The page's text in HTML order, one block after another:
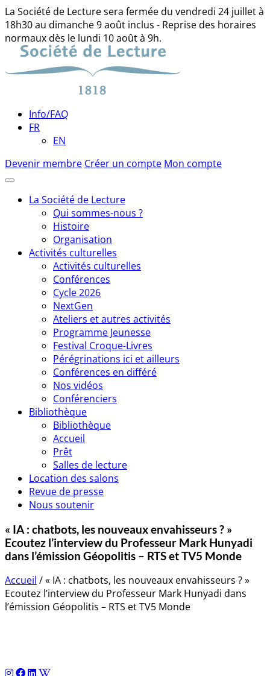
La Société de Lecture sera fermée du vendredi 24 juillet à
18h30 au dimanche 9 août inclus - Reprise des horaires
normaux dès le lundi 10 août à 9h.
Skip
content
Info/FAQ
FR
EN
Devenir membre Créer un compte Mon compte
La Société de Lecture
Qui sommes-nous ?
Histoire
Organisation
Activités culturelles
Activités culturelles
Conférences
Cycle 2026
NextGen
Ateliers et autres activités
Programme Jeunesse
Festival Croque-Livres
Pérégrinations ici et ailleurs
Conférences en différé
Nos vidéos
Conférenciers
Bibliothèque
Bibliothèque
Accueil
Prêt
Salles de lecture
Location des salons
Revue de presse
Nous soutenir
« IA : chatbots, les nouveaux envahisseurs ? »
Ecoutez l’interview du Professeur Mark Hunyadi
dans l’émission Géopolitis – RTS et TV5 Monde
Accueil /« IA : chatbots, les nouveaux envahisseurs ? »
Ecoutez l’interview du Professeur Mark Hunyadi dans
l’émission Géopolitis – RTS et TV5 Monde